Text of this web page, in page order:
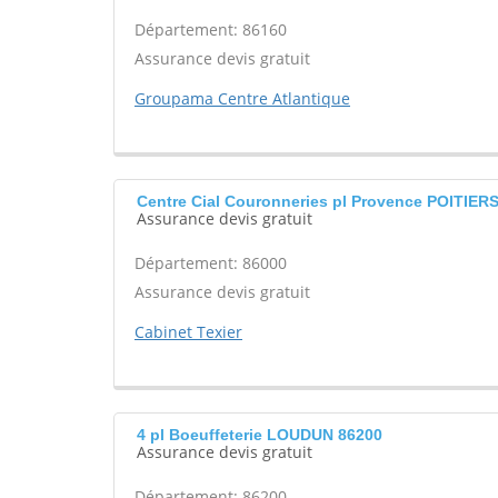
Département: 86160
Assurance devis gratuit
Groupama Centre Atlantique
Centre Cial Couronneries pl Provence
Assurance devis gratuit
Département: 86000
Assurance devis gratuit
Cabinet Texier
4 pl Boeuffeterie LOUDUN 86200
Assurance devis gratuit